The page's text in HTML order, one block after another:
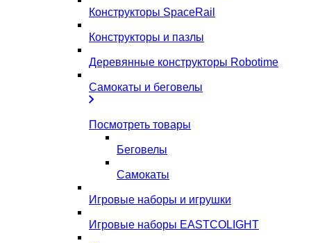
Конструкторы SpaceRail
Конструкторы и пазлы
Деревянные конструкторы Robotime
Самокаты и беговелы
Посмотреть товары
Беговелы
Самокаты
Игровые наборы и игрушки
Игровые наборы EASTCOLIGHT